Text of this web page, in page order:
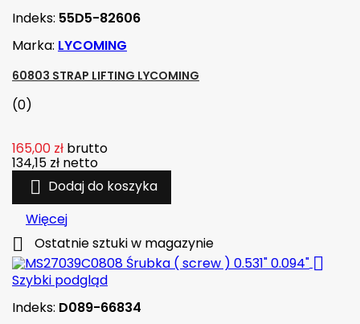
Indeks: 55D5-82606
Marka: LYCOMING
60803 STRAP LIFTING LYCOMING
(0)
165,00 zł brutto
134,15 zł netto
 Dodaj do koszyka
Więcej
 Ostatnie sztuki w magazynie

Szybki podgląd
Indeks: D089-66834